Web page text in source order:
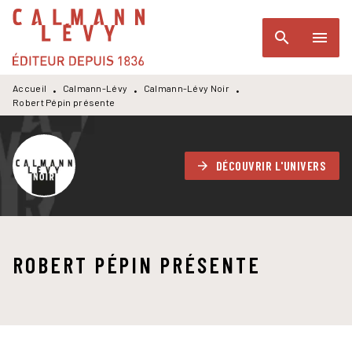
MENU RECHERCHE
PIED DE PAGE
search menu
Accueil • Calmann-Lévy • Calmann-Lévy Noir
•
Robert Pépin présente
arrow_forward DÉCOUVRIR L'UNIVERS
ROBERT PÉPIN PRÉSENTE